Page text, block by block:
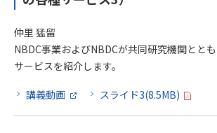
仲里 猛留
NBDC事業およびNBDCが共同研究機関とと
サービスを紹介します。
講義動画 スライド3(8.5MB)